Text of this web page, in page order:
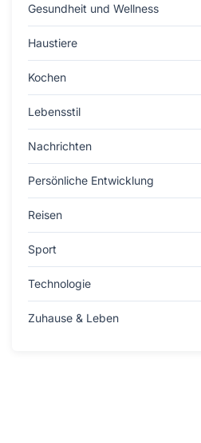
Gesundheit und Wellness
Haustiere
Kochen
Lebensstil
Nachrichten
Persönliche Entwicklung
Reisen
Sport
Technologie
Zuhause & Leben